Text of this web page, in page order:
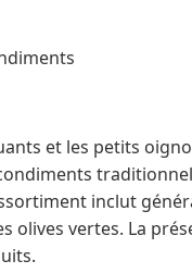
et les petits
inclut
olives vertes. La